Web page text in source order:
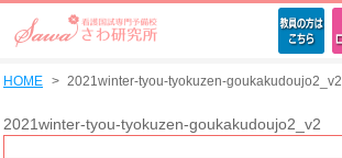
HOME 2021winter-tyou-tyokuzen-goukakudoujo2_v2
2021winter-tyou-tyokuzen-goukakudoujo2_v2